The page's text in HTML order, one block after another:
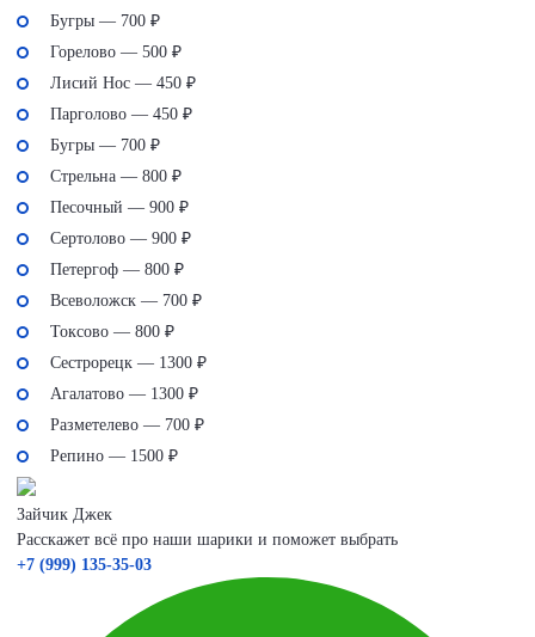
Бугры — 700 ₽
Горелово — 500 ₽
Лисий Нос — 450 ₽
Парголово — 450 ₽
Бугры — 700 ₽
Стрельна — 800 ₽
Песочный — 900 ₽
Сертолово — 900 ₽
Петергоф — 800 ₽
Всеволожск — 700 ₽
Токсово — 800 ₽
Сестрорецк — 1300 ₽
Агалатово — 1300 ₽
Разметелево — 700 ₽
Репино — 1500 ₽
Зайчик Джек
Расскажет всё про наши шарики и поможет выбрать
+7 (999) 135-35-03